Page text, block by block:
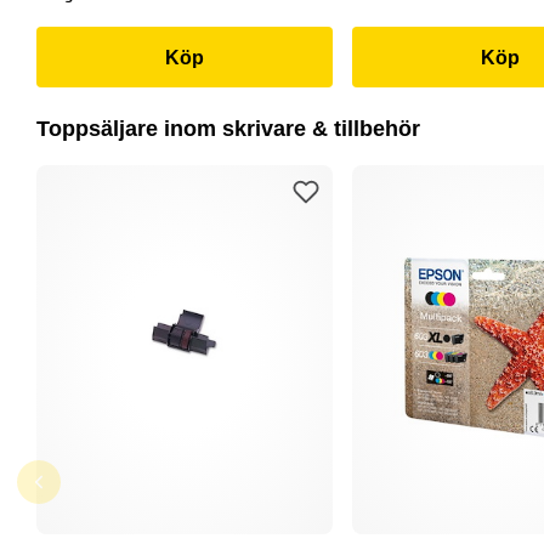
Köp Köp
Toppsäljare inom skrivare & tillbehör